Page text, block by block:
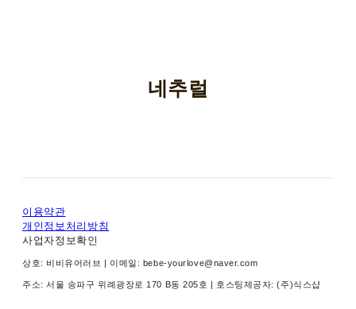
네추럴
이용약관
개인정보처리방침
사업자정보확인
상호: 비비유어러브 | 이메일: bebe-yourlove@naver.com
주소: 서울 송파구 위례광장로 170 B동 205호 | 호스팅제공자: (주)식스샵